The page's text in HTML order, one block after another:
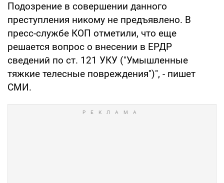
Подозрение в совершении данного
преступления никому не предъявлено. В
пресс-службе КОП отметили, что еще
решается вопрос о внесении в ЕРДР
сведений по ст. 121 УКУ ("Умышленные
тяжкие телесные повреждения")", - пишет
СМИ.